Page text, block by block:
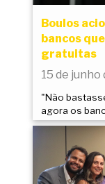
Boulos
bancos
gratuitas
15 de junho
"Não
agora os